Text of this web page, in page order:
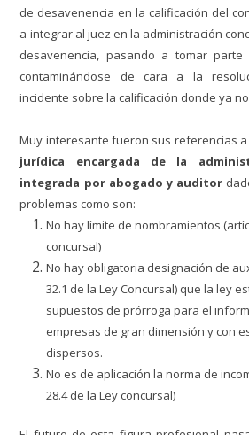
de desavenencia en la calificación del
a integrar al juez en la administración
desavenencia, pasando a tomar
contaminándose de cara a la
incidente sobre la calificación donde ya
Muy interesante fueron sus referencias
jurídica encargada de la
integrada por abogado y auditor
problemas como son:
No hay límite de nombramientos
concursal)
No hay obligatoria designación de
32.1 de la Ley Concursal) que la ley
supuestos de prórroga para el
empresas de gran dimensión y con
dispersos.
No es de aplicación la norma de
28.4 de la Ley concursal)